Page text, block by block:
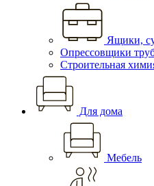
Ящики,
Опрессовщики
Строительная
Для дома
Мебель